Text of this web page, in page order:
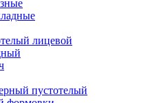
лицевой
пустотелый